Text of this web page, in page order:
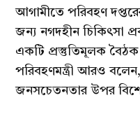
আগামীতে পরিবহণ
জন্য নগদহীন চিকিৎসা
একটি প্রস্তুতিমূলক
পরিবহণমন্ত্রী আরও
জনসচেতনতার উপর